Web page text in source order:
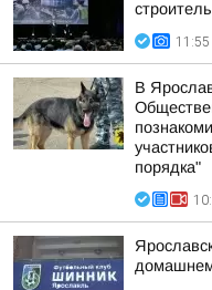
11:55
В
порядка"